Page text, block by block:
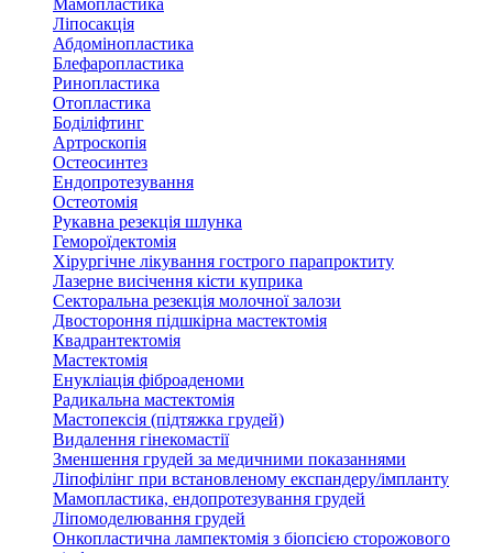
Мамопластика
Ліпосакція
Абдомінопластика
Блефаропластика
Ринопластика
Отопластика
Боділіфтинг
Артроскопія
Остеосинтез
Ендопротезування
Остеотомія
Рукавна резекція шлунка
Гемороїдектомія
Хірургічне лікування гострого парапроктиту
Лазерне висічення кісти куприка
Секторальна резекція молочної залози
Двостороння підшкірна мастектомія
Квадрантектомія
Мастектомія
Енукліація фіброаденоми
Радикальна мастектомія
Мастопексія (підтяжка грудей)
Видалення гінекомастії
Зменшення грудей за медичними показаннями
Ліпофілінг при встановленому експандеру/імпланту
Мамопластика, ендопротезування грудей
Ліпомоделювання грудей
Онкопластична лампектомія з біопсією сторожового